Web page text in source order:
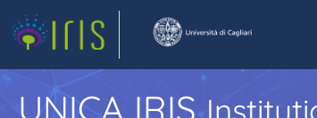
UNICA IRIS